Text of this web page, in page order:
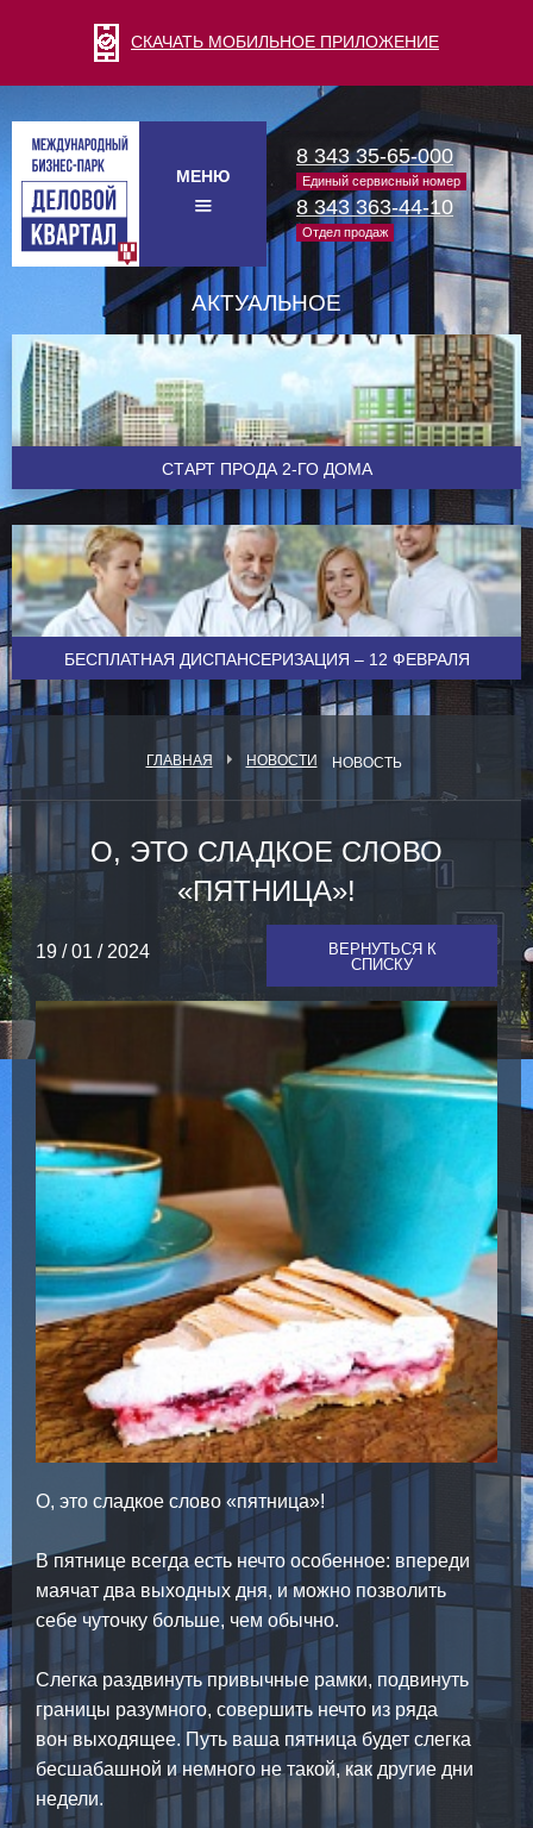
СКАЧАТЬ МОБИЛЬНОЕ ПРИЛОЖЕНИЕ
МЕНЮ
8 343 35-65-000
Единый сервисный номер
8 343 363-44-10
Отдел продаж
АКТУАЛЬНОЕ
CТАРТ ПРОДА 2-ГО ДОМА
БЕСПЛАТНАЯ ДИСПАНСЕРИЗАЦИЯ – 12 ФЕВРАЛЯ
ГЛАВНАЯ НОВОСТИ НОВОСТЬ
О, ЭТО СЛАДКОЕ СЛОВО
«ПЯТНИЦА»!
19 / 01 / 2024
ВЕРНУТЬСЯ К
СПИСКУ
О, это сладкое слово «пятница»!
В пятнице всегда есть нечто особенное: впереди
маячат два выходных дня, и можно позволить
себе чуточку больше, чем обычно.
Слегка раздвинуть привычные рамки, подвинуть
границы разумного, совершить нечто из ряда
вон выходящее. Путь ваша пятница будет слегка
бесшабашной и немного не такой, как другие дни
недели.